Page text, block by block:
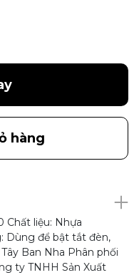
hàng
Chất liệu: Nhựa
Dùng để bật tắt đèn,
Ban Nha Phân phối
ty TNHH Sản Xuất